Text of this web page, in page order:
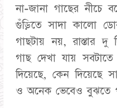
না-জানা গাছের নীচে
গুঁড়িতে সাদা কালো
গাছটায় নয়, রাস্তার
গাছ দেখা যায়
দিয়েছে, কেন দিয়েছে
ও অনেক ভেবেও বুঝতে